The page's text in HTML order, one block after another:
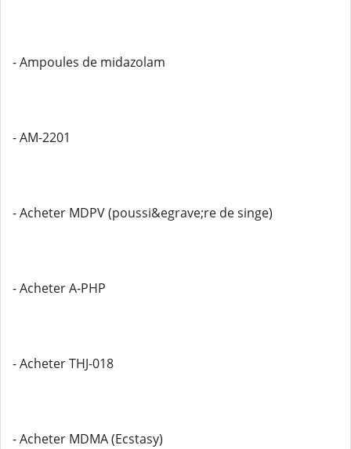
- Ampoules de midazolam
- AM-2201
- Acheter MDPV (poussi&egrave;re de singe)
- Acheter A-PHP
- Acheter THJ-018
- Acheter MDMA (Ecstasy)